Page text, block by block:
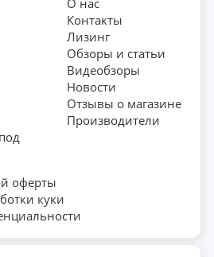
Контакты
Лизинг
Обзоры и статьи
Видеобзоры
Новости
Отзывы о магазине
Производители
оферты
куки